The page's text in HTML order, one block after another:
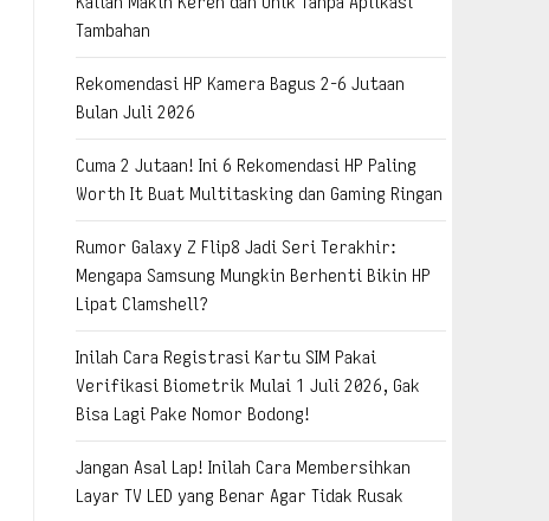
Tambahan
Rekomendasi HP Kamera Bagus 2-6 Jutaan
Bulan Juli 2026
Cuma 2 Jutaan! Ini 6 Rekomendasi HP Paling
Worth It Buat Multitasking dan Gaming Ringan
Rumor Galaxy Z Flip8 Jadi Seri Terakhir:
Mengapa Samsung Mungkin Berhenti Bikin HP
Lipat Clamshell?
Inilah Cara Registrasi Kartu SIM Pakai
Verifikasi Biometrik Mulai 1 Juli 2026, Gak
Bisa Lagi Pake Nomor Bodong!
Jangan Asal Lap! Inilah Cara Membersihkan
Layar TV LED yang Benar Agar Tidak Rusak